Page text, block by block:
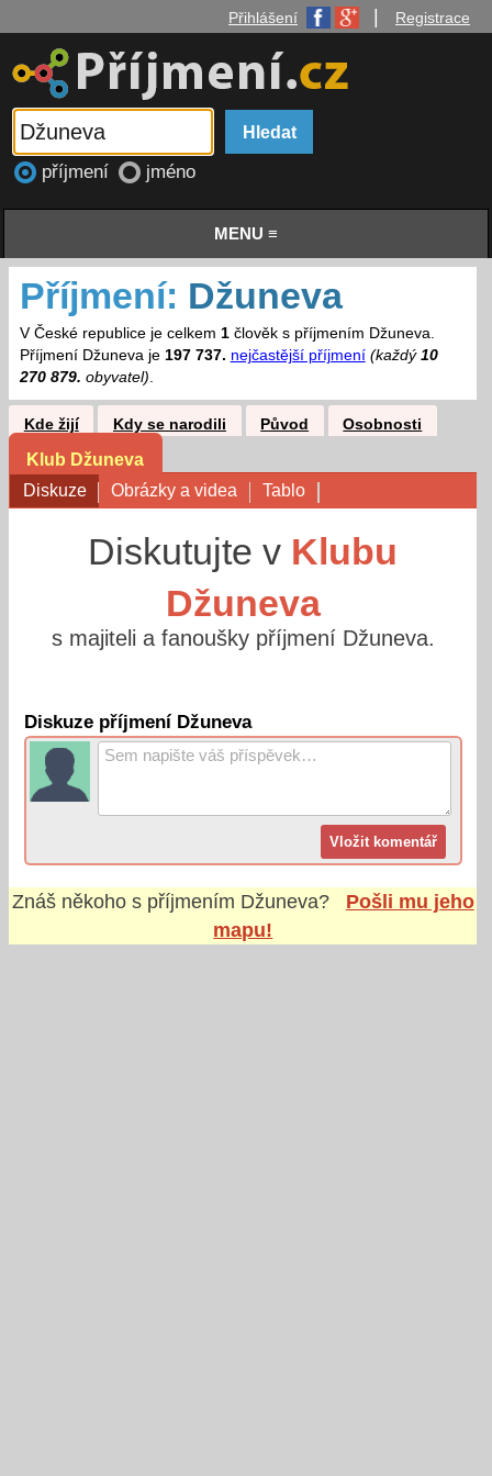
Přihlášení Registrace
příjmení jméno
MENU ≡
Příjmení: Džuneva
V České republice je celkem 1člověk s příjmením Džuneva.
Příjmení Džuneva je 197 737. nejčastější příjmení (každý 10
270 879. obyvatel).
Kde žijí Kdy se narodili Původ Osobnosti
Klub Džuneva
Diskuze
Obrázky a videa Tablo
Diskutujte v Klubu
Džuneva
s majiteli a fanoušky příjmení Džuneva.
Diskuze příjmení Džuneva
Znáš někoho s příjmením Džuneva?
Pošli mu jeho
mapu!